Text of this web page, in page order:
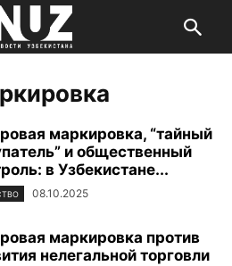
маркировка, “тайный
и общественный
в Узбекистане...
08.10.2025
маркировка против
нелегальной торговли